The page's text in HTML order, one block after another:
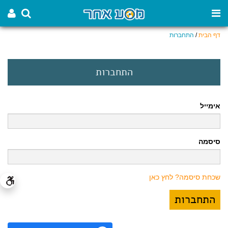
דף הבית/ התחברות
התחברות
אימייל
סיסמה
שכחת סיסמה? לחץ כאן